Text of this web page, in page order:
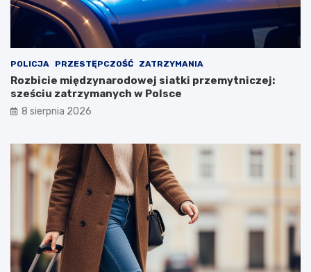
POLICJA PRZESTĘPCZOŚĆ ZATRZYMANIA
Rozbicie międzynarodowej siatki przemytniczej:
sześciu zatrzymanych w Polsce
8 sierpnia 2026